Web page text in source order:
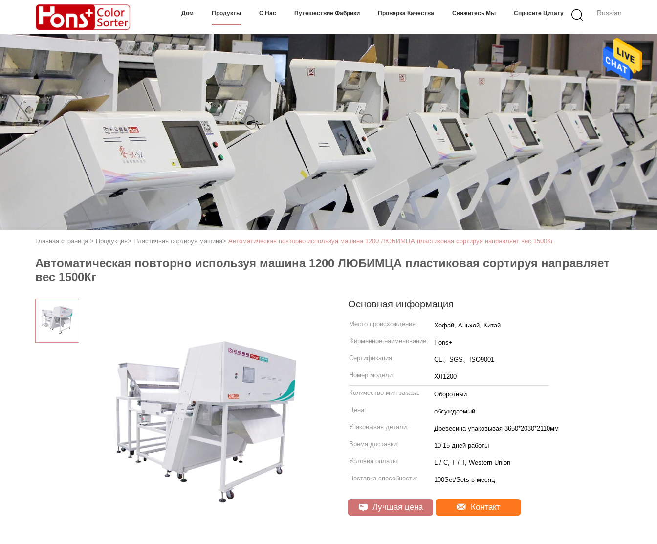
Russian
Дом Продукты О Нас Путешествие Фабрики Проверка Качества Свяжитесь Мы Спросите Цитату
Главная страница > Продукция> Пластичная сортируя машина> Автоматическая повторно используя машина 1200 ЛЮБИМЦА пластиковая сортируя направляет вес 1500Кг
Автоматическая повторно используя машина 1200 ЛЮБИМЦА пластиковая сортируя направляет
вес 1500Кг
Основная информация
Место происхождения: Хефай, Аньхой, Китай
Фирменное наименование: Hons+
Сертификация: CE、SGS、ISO9001
Номер модели: ХЛ1200
Количество мин заказа: Оборотный
Цена: обсуждаемый
Упаковывая детали: Древесина упаковывая 3650*2030*2110мм
Время доставки: 10-15 дней работы
Условия оплаты: L / C, T / T, Western Union
Поставка способности: 100Set/Sets в месяц
Лучшая цена Контакт